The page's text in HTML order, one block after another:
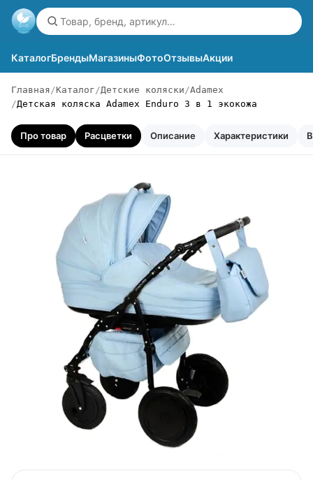
КаталогБрендыМагазиныФотоОтзывыАкции
Главная Каталог Детские коляски Adamex
Детская коляска Adamex Enduro 3 в 1 экокожа
Про товар Расцветки Описание Характеристики